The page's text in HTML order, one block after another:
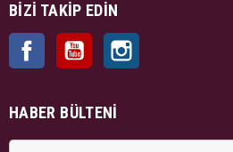
BIZI TAKIP EDIN
Facebook YouTube
HABER BÜLTENI